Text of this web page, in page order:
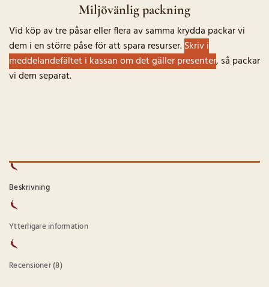
Miljövänlig packning
Vid köp av tre påsar eller flera av samma krydda packar vi
dem i en större påse för att spara resurser.Skriv i
meddelandefältet i kassan om det gäller presenter, så packar
vi dem separat.
Beskrivning
Ytterligare information
Recensioner (8)